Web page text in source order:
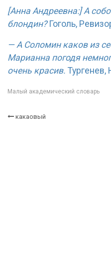
[Анна Андреевна:] А
блондин?Гоголь,
— А Соломин каков из
Марианна погодя
очень красив. Тургенев,
Малый академический словарь
какаовый